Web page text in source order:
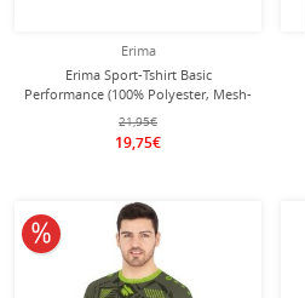
Erima
Erima Sport-Tshirt Basic
Performance (100% Polyester, Mesh-
Einsätze) navyblau Herren
21,95€
19,75€
10% reduziert